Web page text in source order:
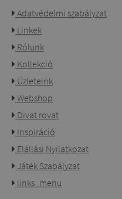
Adatvédelmi szabályzat
Linkek
Rólunk
Kollekció
Üzleteink
Webshop
Divat rovat
Inspiráció
Elállási Nyilatkozat
Játék Szabályzat
links_menu